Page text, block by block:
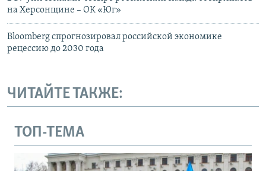
на Херсонщине – ОК «Юг»
Bloomberg спрогнозировал российской экономике
рецессию до 2030 года
ЧИТАЙТЕ ТАКЖЕ:
ТОП-ТЕМА